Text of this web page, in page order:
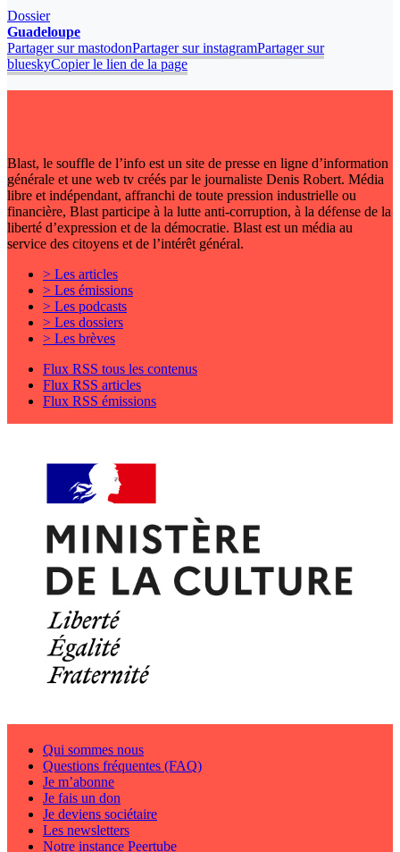
Dossier
Guadeloupe
Partager sur mastodonPartager sur instagramPartager sur
blueskyCopier le lien de la page
Blast, le souffle de l’info est un site de presse en ligne d’information
générale et une web tv créés par le journaliste Denis Robert. Média
libre et indépendant, affranchi de toute pression industrielle ou
financière, Blast participe à la lutte anti-corruption, à la défense de la
liberté d’expression et de la démocratie. Blast est un média au
service des citoyens et de l’intérêt général.
> Les articles
> Les émissions
> Les podcasts
> Les dossiers
> Les brèves
Flux RSS tous les contenus
Flux RSS articles
Flux RSS émissions
Qui sommes nous
Questions fréquentes (FAQ)
Je m’abonne
Je fais un don
Je deviens sociétaire
Les newsletters
Notre instance Peertube